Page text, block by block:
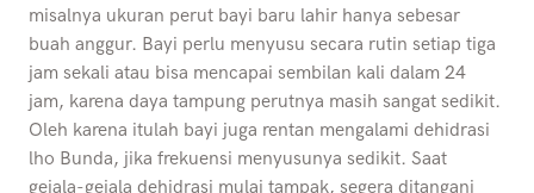
misalnya ukuran perut bayi baru lahir hanya sebesar
buah anggur. Bayi perlu menyusu secara rutin setiap tiga
jam sekali atau bisa mencapai sembilan kali dalam 24
jam, karena daya tampung perutnya masih sangat sedikit.
Oleh karena itulah bayi juga rentan mengalami dehidrasi
lho Bunda, jika frekuensi menyusunya sedikit. Saat
gejala-gejala dehidrasi mulai tampak, segera ditangani